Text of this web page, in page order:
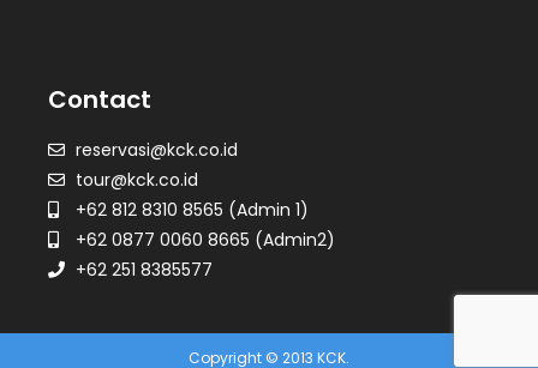
Contact
reservasi@kck.co.id
tour@kck.co.id
+62 812 8310 8565 (Admin 1)
+62 0877 0060 8665 (Admin2)
+62 251 8385577
Copyright © 2013 KCK.